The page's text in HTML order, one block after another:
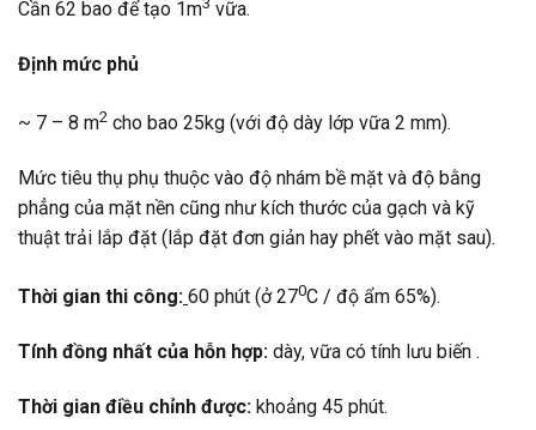
Cần 62 bao để tạo 1m vữa.
Định mức phủ
~ 7 – 8 m2 cho bao 25kg (với độ dày lớp vữa 2 mm).
Mức tiêu thụ phụ thuộc vào độ nhám bề mặt và độ bằng
phẳng của mặt nền cũng như kích thước của gạch và kỹ
thuật trải lắp đặt (lắp đặt đơn giản hay phết vào mặt sau).
Thời gian thi công: 60 phút (ở 270C / độ ẩm 65%).
Tính đồng nhất của hỗn hợp: dày, vữa có tính lưu biến .
Thời gian điều chỉnh được: khoảng 45 phút.